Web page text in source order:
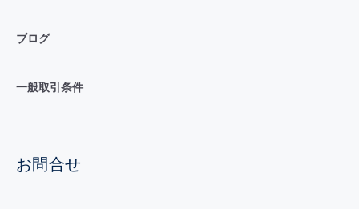
ブログ
一般取引条件
お問合せ